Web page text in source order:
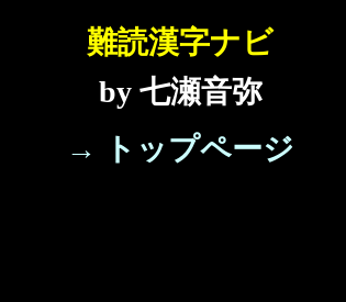
難読漢字ナビ
by 七瀬音弥
→ トップページ